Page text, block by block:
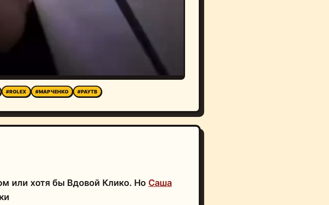
#ROLEX #МАРЧЕНКО #РАУТВ
или хотя бы Вдовой Клико. Но Саша